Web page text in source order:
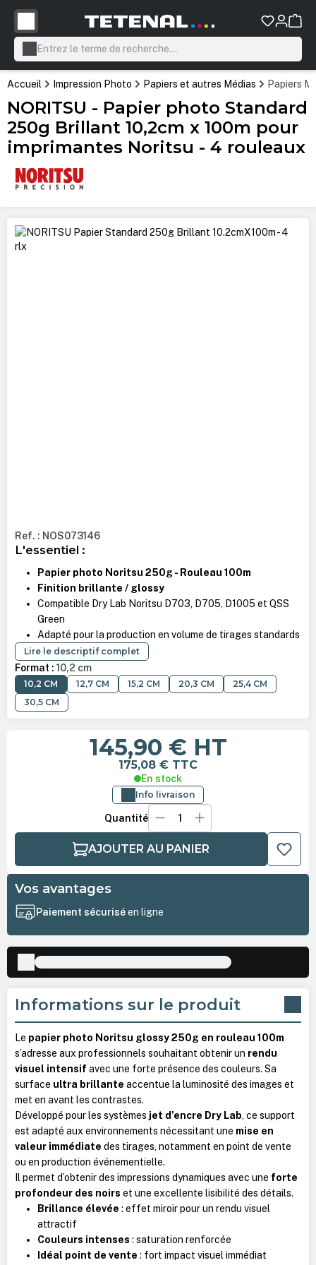
principal
Accueil Impression Photo Papiers et autres Médias Papiers
NORITSU - Papier photo Standard
250g Brillant 10,2cm x 100m pour
imprimantes Noritsu - 4 rouleaux
Ignorer la galerie d'images
Ref. : NOS073146
L'essentiel :
Papier photo Noritsu 250g - Rouleau 100m
Finition brillante / glossy
Compatible Dry Lab Noritsu D703, D705, D1005 et QSS
Green
Adapté pour la production en volume de tirages standards
Lire le descriptif complet
Format : 10,2 cm
10,2 CM 12,7 CM 15,2 CM 20,3 CM
25,4 CM
30,5 CM
145,90 € HT
175,08 € TTC
En stock
Info livraison
Quantité
AJOUTER AU PANIER
Vos avantages
Paiement sécuriséen ligne
Informations sur le produit
Le papier photo Noritsu glossy 250g en rouleau 100m
s’adresse aux professionnels souhaitant obtenir un rendu
visuel intensif avec une forte présence des couleurs. Sa
surface ultra brillante accentue la luminosité des images et
met en avant les contrastes.
Développé pour les systèmes jet d’encre Dry Lab, ce support
est adapté aux environnements nécessitant une mise en
valeur immédiate des tirages, notamment en point de vente
ou en production événementielle.
Il permet d’obtenir des impressions dynamiques avec une forte
profondeur des noirs et une excellente lisibilité des détails.
Brillance élevée : effet miroir pour un rendu visuel
attractif
Couleurs intenses : saturation renforcée
Idéal point de vente : fort impact visuel immédiat